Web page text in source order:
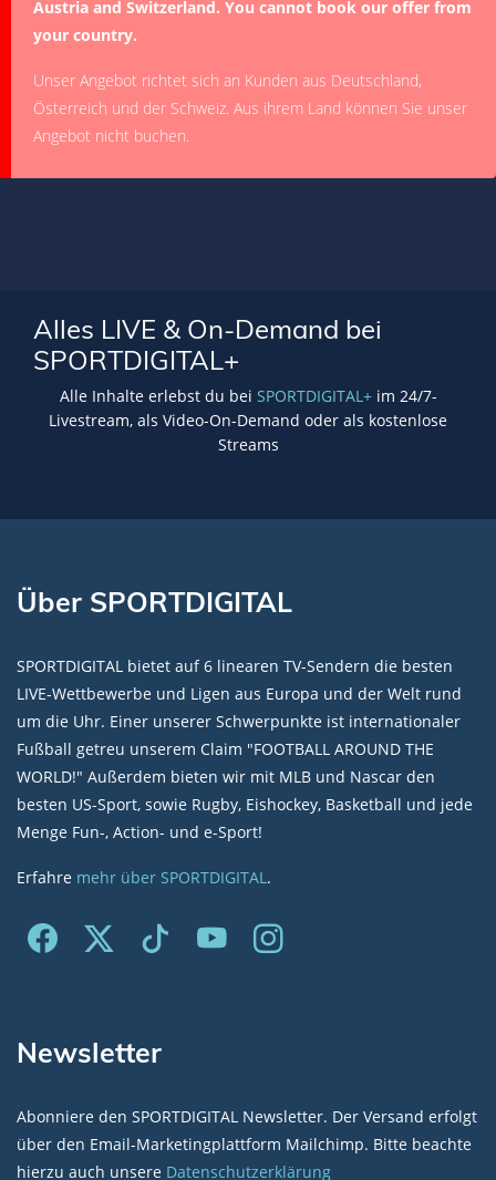
Austria and Switzerland. You cannot book our offer from
your country.
Unser Angebot richtet sich an Kunden aus Deutschland,
Österreich und der Schweiz. Aus ihrem Land können Sie unser
Angebot nicht buchen.
Alles LIVE & On-Demand bei
SPORTDIGITAL+
Alle Inhalte erlebst du bei SPORTDIGITAL+im 24/7-
Livestream, als Video-On-Demand oder als kostenlose
Streams
Über SPORTDIGITAL
SPORTDIGITAL bietet auf 6 linearen TV-Sendern die besten
LIVE-Wettbewerbe und Ligen aus Europa und der Welt rund
um die Uhr. Einer unserer Schwerpunkte ist internationaler
Fußball getreu unserem Claim "FOOTBALL AROUND THE
WORLD!" Außerdem bieten wir mit MLB und Nascar den
besten US-Sport, sowie Rugby, Eishockey, Basketball und jede
Menge Fun-, Action- und e-Sport!
Erfahre mehr über SPORTDIGITAL.
Newsletter
Abonniere den SPORTDIGITAL Newsletter. Der Versand erfolgt
über den Email-Marketingplattform Mailchimp. Bitte beachte
hierzu auch unsere Datenschutzerklärung